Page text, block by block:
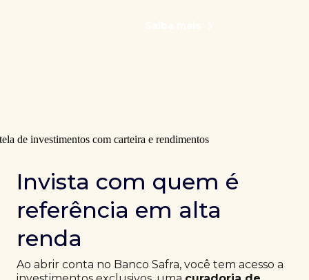
Invista com quem é
referência em alta
renda
Ao abrir conta no Banco Safra, você tem acesso a